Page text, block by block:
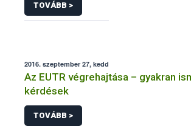
TOVÁBB >
2016. szeptember 27, kedd
Az EUTR végrehajtása – gyakran
kérdések
TOVÁBB >